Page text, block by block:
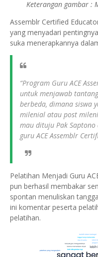
Keterangan gambar :
Assemblr Certified
yang menyadari
suka menerapkannya
“Program Guru ACE
untuk menjawab
berbeda, dimana siswa
milenial atau post
mau dituju Pak Saptono
guru ACE Assemblr
Pelatihan Menjadi Guru
pun berhasil membakar
spontan menuliskan
ini komentar peserta
pelatihan.